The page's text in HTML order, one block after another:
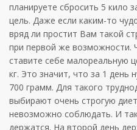
планируете сбросить 5 кило
цель. Даже если каким-то
вряд ли простит Вам такой
при первой же возможности.
ставите себе малореальную
кг. Это значит, что за 1 день
700 грамм. Для такого
выбирают очень строгую
невозможно соблюдать. И
держатся. На второй день